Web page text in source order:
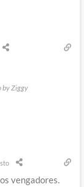
by Ziggy
vengadores.